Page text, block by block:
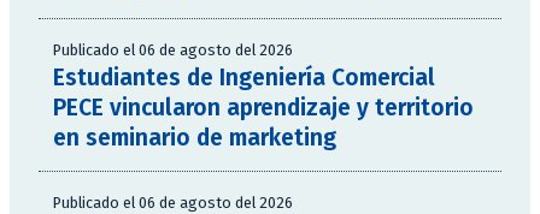
Publicado el 06 de agosto del 2026
Estudiantes de Ingeniería Comercial
PECE vincularon aprendizaje y territorio
en seminario de marketing
Publicado el 06 de agosto del 2026